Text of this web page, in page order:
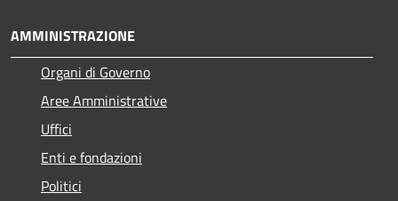
AMMINISTRAZIONE
Organi di Governo
Aree Amministrative
Uffici
Enti e fondazioni
Politici